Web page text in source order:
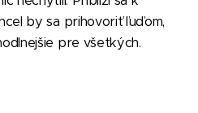
by sa prihovoriť ľuďom,
pre všetkých.